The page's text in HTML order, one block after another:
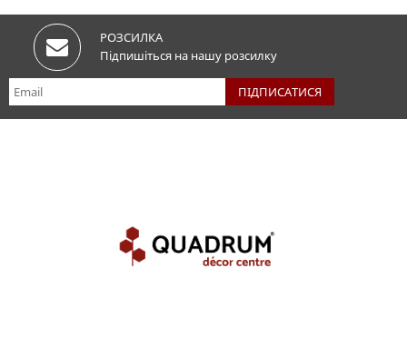
РОЗСИЛКА
Підпишіться на нашу розсилку